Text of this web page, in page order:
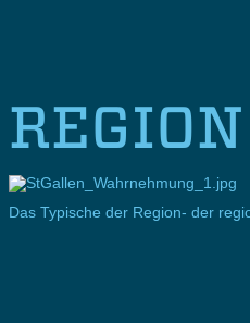
Das Typische der Region- der